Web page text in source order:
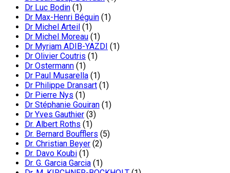
Dr Luc Bodin (1)
Dr Max-Henri Béguin (1)
Dr Michel Arteil (1)
Dr Michel Moreau (1)
Dr Myriam ADIB-YAZDI (1)
Dr Olivier Coutris (1)
Dr Ostermann (1)
Dr Paul Musarella (1)
Dr Philippe Dransart (1)
Dr Pierre Nys (1)
Dr Stéphanie Gouiran (1)
Dr Yves Gauthier (3)
Dr. Albert Roths (1)
Dr. Bernard Boufflers (5)
Dr. Christian Beyer (2)
Dr. Davo Koubi (1)
Dr. G. Garcia Garcia (1)